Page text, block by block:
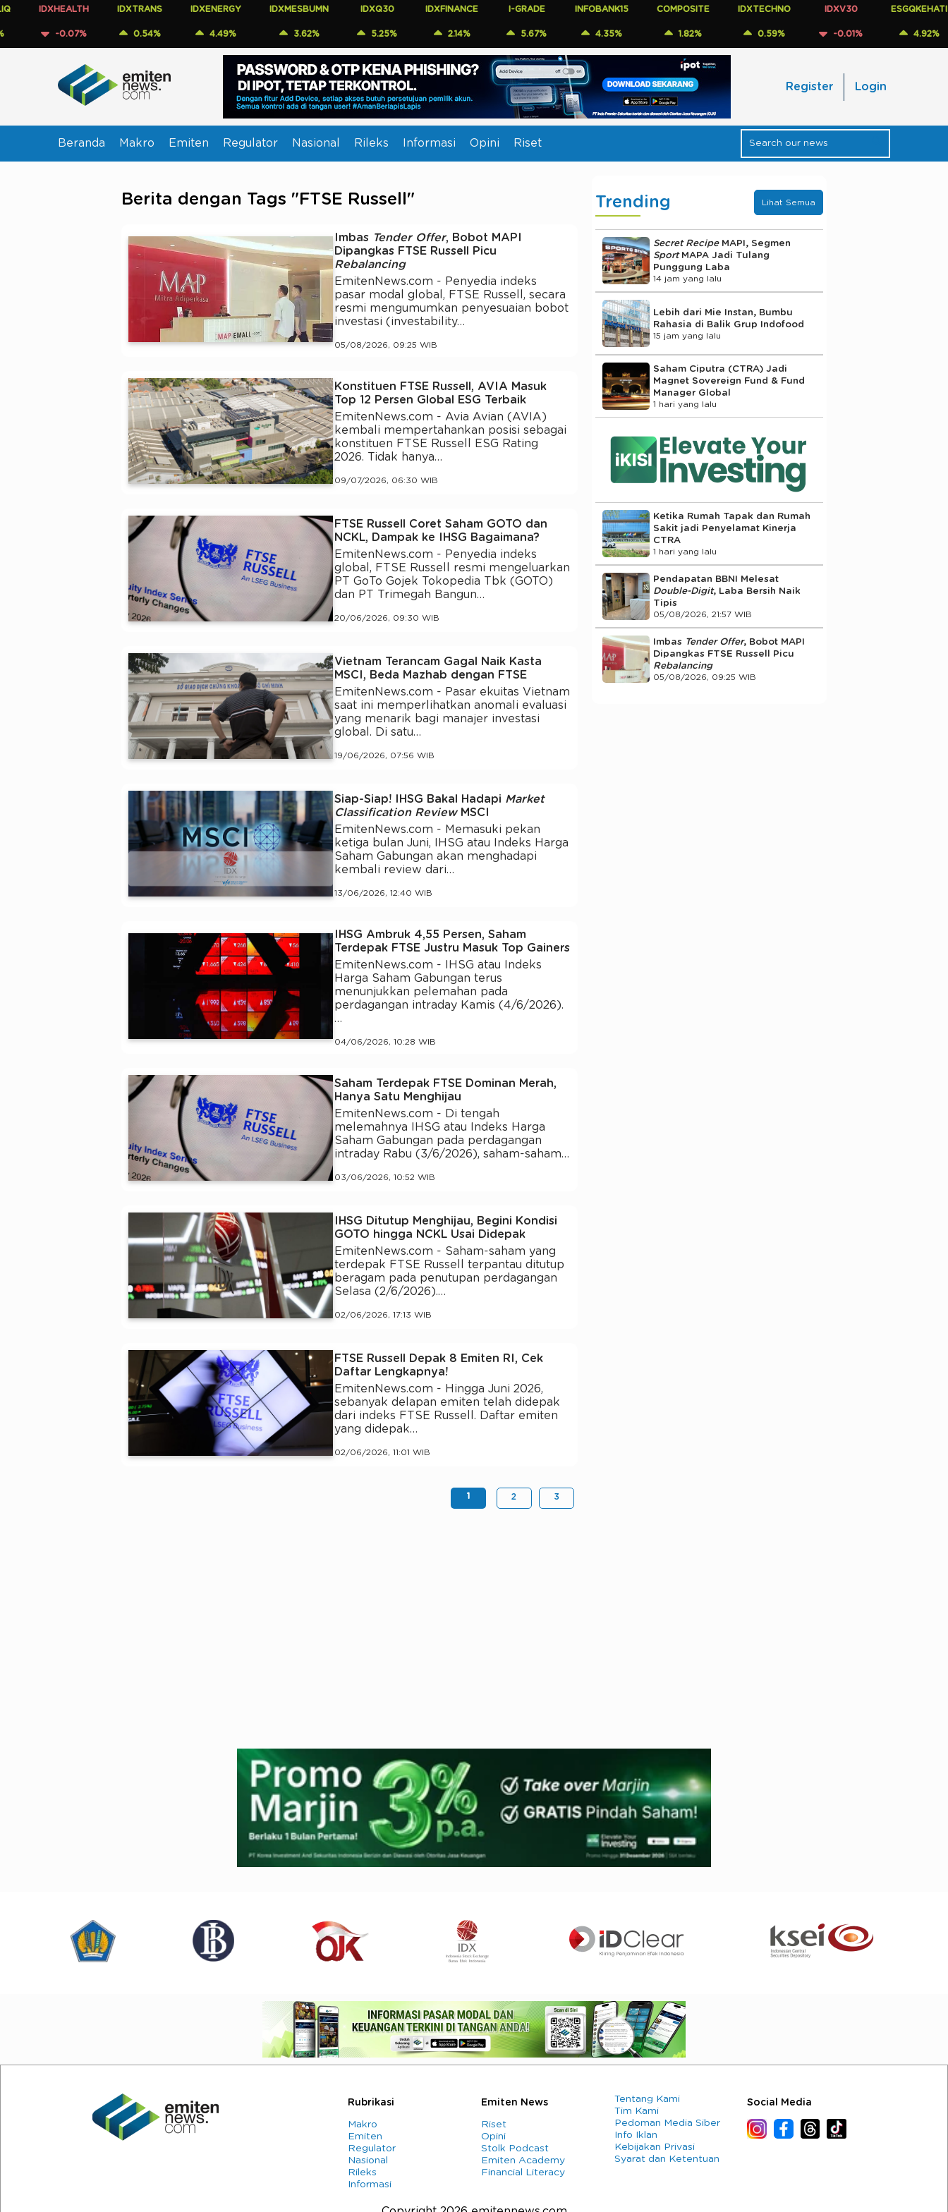
IDXHEALTH
-0.07%
IDXTRANS
0.54%
IDXENERGY
4.49%
IDXMESBUMN
3.62%
IDXQ30
5.25%
IDXFINANCE I-GRADE
5.67%
INFOBANK15
4.35%
COMPOSITE IDXTECHNO
0.59%
IDXV30
-0.01%
ESGQKEHATI
4.92%
Register Login
Beranda Makro Emiten Regulator Nasional Rileks Informasi Opini Riset
Berita dengan Tags "FTSE Russell"
Imbas Tender Offer, Bobot MAPI
Dipangkas FTSE Russell Picu
Rebalancing
EmitenNews.com - Penyedia indeks
pasar modal global, FTSE Russell, secara
resmi mengumumkan penyesuaian bobot
investasi (investability…
05/08/2026, 09:25 WIB
Konstituen FTSE Russell, AVIA Masuk
Top 12 Persen Global ESG Terbaik
EmitenNews.com - Avia Avian (AVIA)
kembali mempertahankan posisi sebagai
konstituen FTSE Russell ESG Rating
2026. Tidak hanya…
09/07/2026, 06:30 WIB
FTSE Russell Coret Saham GOTO dan
NCKL, Dampak ke IHSG Bagaimana?
EmitenNews.com - Penyedia indeks
global, FTSE Russell resmi mengeluarkan
PT GoTo Gojek Tokopedia Tbk (GOTO)
dan PT Trimegah Bangun…
20/06/2026, 09:30 WIB
Vietnam Terancam Gagal Naik Kasta
MSCI, Beda Mazhab dengan FTSE
EmitenNews.com - Pasar ekuitas Vietnam
saat ini memperlihatkan anomali evaluasi
yang menarik bagi manajer investasi
global. Di satu…
19/06/2026, 07:56 WIB
Siap-Siap! IHSG Bakal Hadapi Market
Classification Review MSCI
EmitenNews.com - Memasuki pekan
ketiga bulan Juni, IHSG atau Indeks Harga
Saham Gabungan akan menghadapi
kembali review dari…
13/06/2026, 12:40 WIB
IHSG Ambruk 4,55 Persen, Saham
Terdepak FTSE Justru Masuk Top Gainers
EmitenNews.com - IHSG atau Indeks
Harga Saham Gabungan terus
menunjukkan pelemahan pada
perdagangan intraday Kamis (4/6/2026).
…
04/06/2026, 10:28 WIB
Saham Terdepak FTSE Dominan Merah,
Hanya Satu Menghijau
EmitenNews.com - Di tengah
melemahnya IHSG atau Indeks Harga
Saham Gabungan pada perdagangan
intraday Rabu (3/6/2026), saham-saham…
03/06/2026, 10:52 WIB
IHSG Ditutup Menghijau, Begini Kondisi
GOTO hingga NCKL Usai Didepak
EmitenNews.com - Saham-saham yang
terdepak FTSE Russell terpantau ditutup
beragam pada penutupan perdagangan
Selasa (2/6/2026).…
02/06/2026, 17:13 WIB
FTSE Russell Depak 8 Emiten RI, Cek
Daftar Lengkapnya!
EmitenNews.com - Hingga Juni 2026,
sebanyak delapan emiten telah didepak
dari indeks FTSE Russell. Daftar emiten
yang didepak…
02/06/2026, 11:01 WIB
1 2 3
Trending Lihat Semua
Secret RecipeMAPI, Segmen
Sport MAPA Jadi Tulang
Punggung Laba
14 jam yang lalu
Lebih dari Mie Instan, Bumbu
Rahasia di Balik Grup Indofood
15 jam yang lalu
Saham Ciputra (CTRA) Jadi
Magnet Sovereign Fund & Fund
Manager Global
1 hari yang lalu
Ketika Rumah Tapak dan Rumah
Sakit jadi Penyelamat Kinerja
CTRA
1 hari yang lalu
Pendapatan BBNI Melesat
Double-Digit, Laba Bersih Naik
Tipis
05/08/2026, 21:57 WIB
Imbas Tender Offer, Bobot MAPI
Dipangkas FTSE Russell Picu
Rebalancing
05/08/2026, 09:25 WIB
Rubrikasi
Makro
Emiten
Regulator
Nasional
Rileks
Informasi
Emiten News
Riset
Opini
Stolk Podcast
Emiten Academy
Financial Literacy
Tentang Kami
Tim Kami
Pedoman Media Siber
Info Iklan
Kebijakan Privasi
Syarat dan Ketentuan
Social Media